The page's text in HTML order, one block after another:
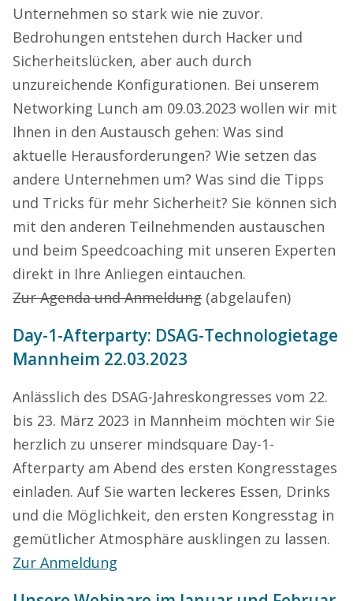
Unternehmen so stark wie nie zuvor.
Bedrohungen entstehen durch Hacker und
Sicherheitslücken, aber auch durch
unzureichende Konfigurationen. Bei unserem
Networking Lunch am 09.03.2023 wollen wir mit
Ihnen in den Austausch gehen: Was sind
aktuelle Herausforderungen? Wie setzen das
andere Unternehmen um? Was sind die Tipps
und Tricks für mehr Sicherheit? Sie können sich
mit den anderen Teilnehmenden austauschen
und beim Speedcoaching mit unseren Experten
direkt in Ihre Anliegen eintauchen.
Zur Agenda und Anmeldung (abgelaufen)
Day-1-Afterparty: DSAG-Technologietage
Mannheim 22.03.2023
Anlässlich des DSAG-Jahreskongresses vom 22.
bis 23. März 2023 in Mannheim möchten wir Sie
herzlich zu unserer mindsquare Day-1-
Afterparty am Abend des ersten Kongresstages
einladen. Auf Sie warten leckeres Essen, Drinks
und die Möglichkeit, den ersten Kongresstag in
gemütlicher Atmosphäre ausklingen zu lassen.
Zur Anmeldung